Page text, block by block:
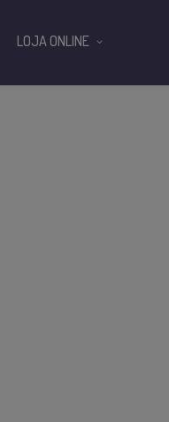
LOJA ONLINE